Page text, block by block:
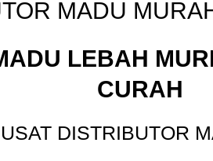
MADU
LEBAH
CURAH
DISTRIBUTOR